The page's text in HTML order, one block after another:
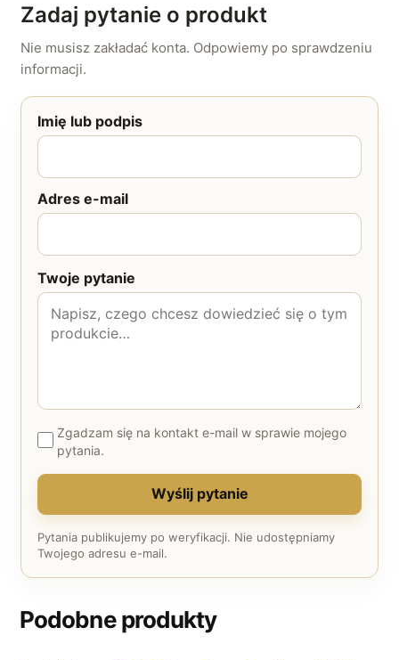
Zadaj pytanie o produkt
Nie musisz zakładać konta. Odpowiemy po sprawdzeniu
informacji.
Imię lub podpis
Adres e-mail
Twoje pytanie
Zgadzam się na kontakt e-mail w sprawie mojego
pytania.
Wyślij pytanie
Pytania publikujemy po weryfikacji. Nie udostępniamy
Twojego adresu e-mail.
Podobne produkty